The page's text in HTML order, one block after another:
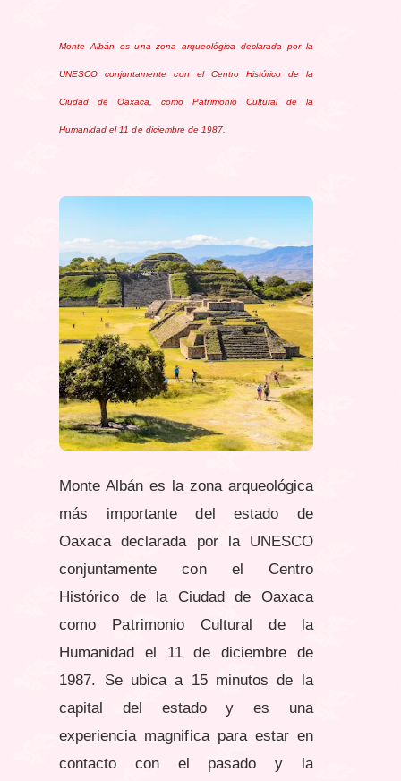
Monte Albán es una zona arqueológica declarada por la
UNESCO conjuntamente con el Centro Histórico de la
Ciudad de Oaxaca, como Patrimonio Cultural de la
Humanidad el 11 de diciembre de 1987.
Monte Albán es la zona arqueológica
más importante del estado de
Oaxaca declarada por la UNESCO
conjuntamente con el Centro
Histórico de la Ciudad de Oaxaca
como Patrimonio Cultural de la
Humanidad el 11 de diciembre de
1987. Se ubica a 15 minutos de la
capital del estado y es una
experiencia magnifica para estar en
contacto con el pasado y la